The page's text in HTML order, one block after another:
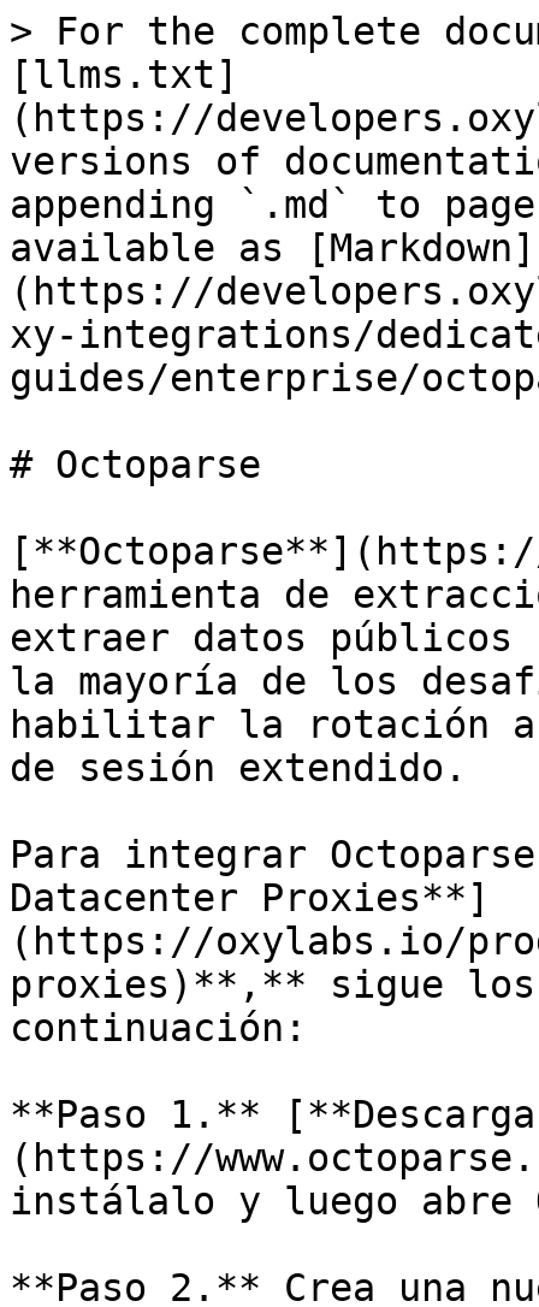
> For the complete
[llms.txt]
(https://
versions of
appending `.md` to
available as [Markdown]
(https://
xy-integrations/
guides/enterprise/
# Octoparse
[**Octoparse**](https://
herramienta de
extraer datos públicos
la mayoría de los
habilitar la rotación
de sesión extendido.
Para integrar
Datacenter Proxies**]
(https://oxylabs.io/
proxies)**,** sigue
continuación:
**Paso 1.**
(https://
instálalo y luego abre
**Paso 2.** Crea una